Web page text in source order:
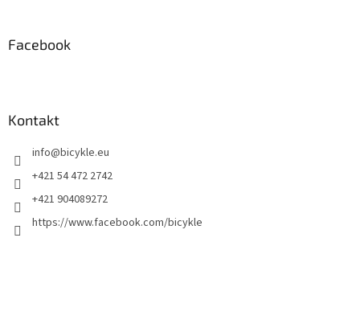
Facebook
Kontakt
info@bicykle.eu
+421 54 472 2742
+421 904089272
https://www.facebook.com/bicykle